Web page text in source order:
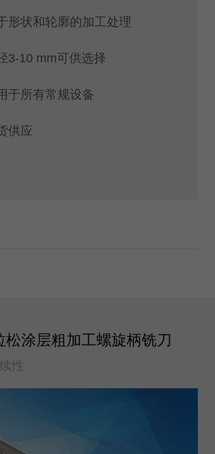
形状和轮廓的加工处理
3-10 mm可供选择
于所有常规设备
供应
松涂层粗加工螺旋柄铣刀
性